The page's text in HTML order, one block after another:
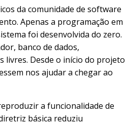
da comunidade de software
Apenas a programação em
foi desenvolvida do zero.
banco de dados,
Desde o início do projeto
nos ajudar a chegar ao
a funcionalidade de
básica reduziu